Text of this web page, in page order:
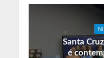
Santa
é